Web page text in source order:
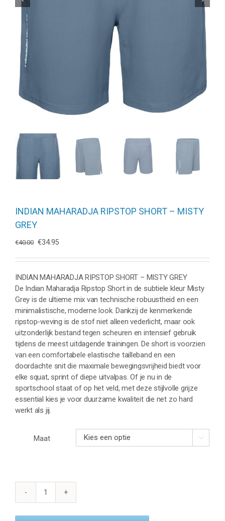
INDIAN MAHARADJA RIPSTOP SHORT – MISTY
GREY
€40.00 Oorspronkelijke
was:
€40.00.
€34.95Huidige
is:
€34.95.
INDIAN MAHARADJA RIPSTOP SHORT – MISTY GREY
De Indian Maharadja Ripstop Short in de subtiele kleur Misty
Grey is de ultieme mix van technische robuustheid en een
minimalistische, moderne look. Dankzij de kenmerkende
ripstop-weving is de stof niet alleen vederlicht, maar ook
uitzonderlijk bestand tegen scheuren en intensief gebruik
tijdens de meest uitdagende trainingen. De short is voorzien
van een comfortabele elastische tailleband en een
doordachte snit die maximale bewegingsvrijheid biedt voor
elke squat, sprint of diepe uitvalpas. Of je nu in de
sportschool staat of op het veld, met deze stijlvolle grijze
essential kies je voor duurzame kwaliteit die net zo hard
werkt als jij.
Maat 
INDIAN